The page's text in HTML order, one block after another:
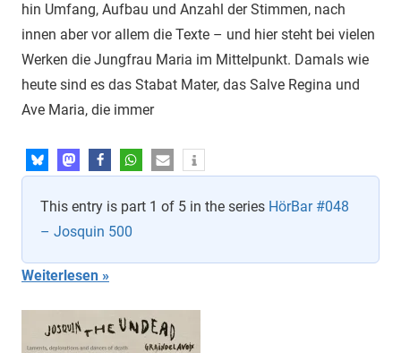
hin Umfang, Aufbau und Anzahl der Stimmen, nach
innen aber vor allem die Texte – und hier steht bei vielen
Werken die Jungfrau Maria im Mittelpunkt. Damals wie
heute sind es das Stabat Mater, das Salve Regina und
Ave Maria, die immer
This entry is part 1 of 5 in the series HörBar #048
– Josquin 500
Weiterlesen